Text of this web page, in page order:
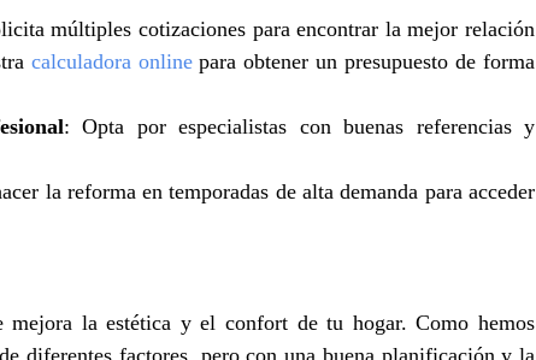
múltiples cotizaciones para encontrar la mejor relación
calculadora online para obtener un presupuesto de forma
: Opta por especialistas con buenas referencias y
la reforma en temporadas de alta demanda para acceder
mejora la estética y el confort de tu hogar. Como hemos